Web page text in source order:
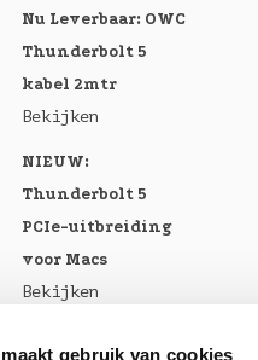
gebruik van cookies
Nu Leverbaar: OWC
Thunderbolt 5
kabel 2mtr
Bekijken
NIEUW:
Thunderbolt 5
PCIe-uitbreiding
voor Macs
Bekijken